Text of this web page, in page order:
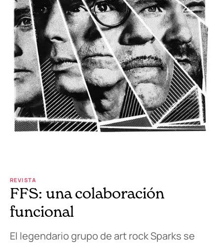
REVISTA
FFS: una colaboración
funcional
El legendario grupo de art rock Sparks se